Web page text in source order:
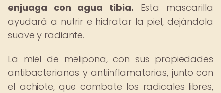
enjuaga con agua tibia. Esta mascarilla
ayudará a nutrir e hidratar la piel, dejándola
suave y radiante.
La miel de melipona, con sus propiedades
antibacterianas y antiinflamatorias, junto con
el achiote, que combate los radicales libres,